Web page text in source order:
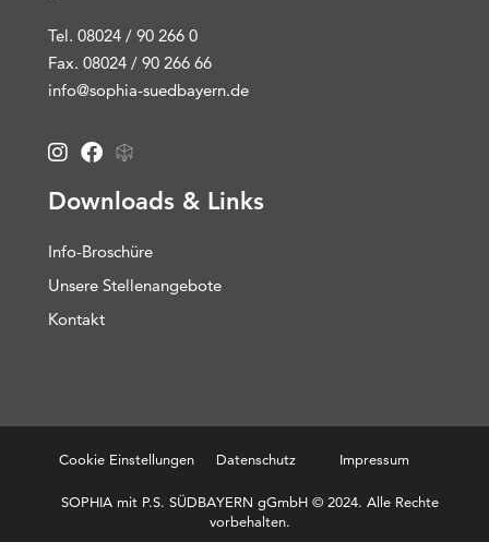
Tel. 08024 / 90 266 0
Fax. 08024 / 90 266 66
info@sophia-suedbayern.de
Downloads & Links
Info-Broschüre
Unsere Stellenangebote
Kontakt
SOPHIA mit P.S. SÜDBAYERN gGmbH © 2024. Alle Rechte
vorbehalten.
Cookie Einstellungen Datenschutz Impressum